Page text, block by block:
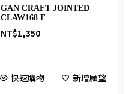
GAN CRAFT JOINTED
CLAW168 F
NT$1,350
快速購物 新增願望